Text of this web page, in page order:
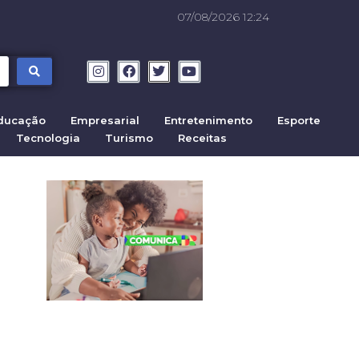
07/08/2026 12:24
Empresarial Entretenimento
Esporte
Tecnologia Turismo Receitas